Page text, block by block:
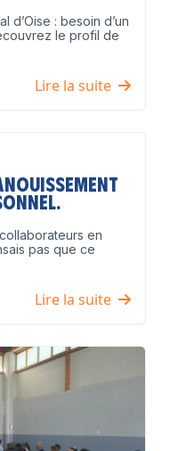
d’Oise : besoin d’un
le profil de
Lire la suite
en
pas que ce
Lire la suite